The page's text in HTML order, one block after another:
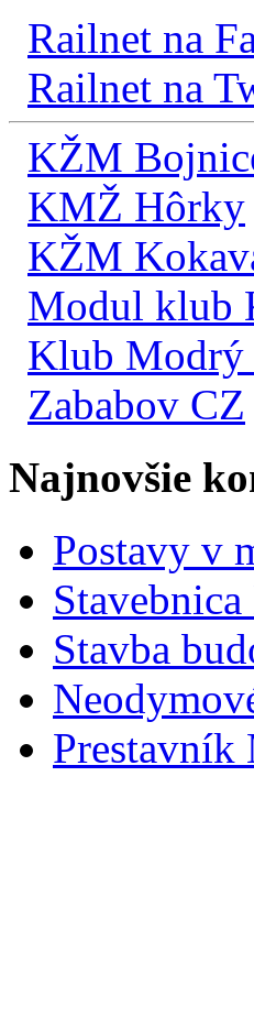
Railnet na
Railnet na
KŽM
KMŽ Hôrky
KŽM
Modul klub
Klub Modrý
Zababov CZ
Najnovšie
Postavy v
Stavba
Prestavník